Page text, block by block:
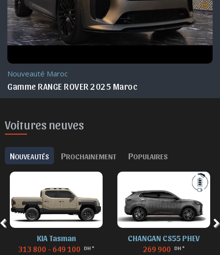
Actu. nationale
RANGE ROVER Experience 2025 Maroc
Voitures neuves
NOUVEAUTÉS PROCHAINEMENT POPULAIRES
CHANGAN CS55 PHEV
269 900 DH *
DENZA B8
869 900 DH *